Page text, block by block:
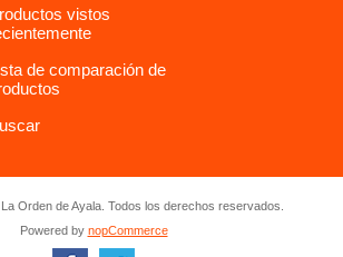
vistos
de comparación de
Orden de Ayala. Todos los derechos reservados.
Powered by nopCommerce